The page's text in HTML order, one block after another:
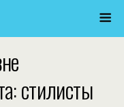
стилисты